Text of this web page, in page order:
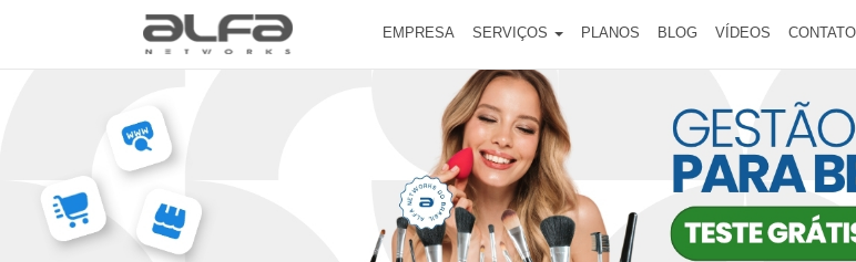
EMPRESA SERVIÇOS PLANOS BLOG VÍDEOS CONTATO